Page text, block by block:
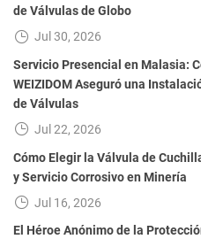
de Válvulas de Globo
Jul 30, 2026
Servicio Presencial en Malasia:
WEIZIDOM Aseguró una
de Válvulas
Jul 22, 2026
Cómo Elegir la Válvula de
y Servicio Corrosivo en Minería
Jul 16, 2026
El Héroe Anónimo de la